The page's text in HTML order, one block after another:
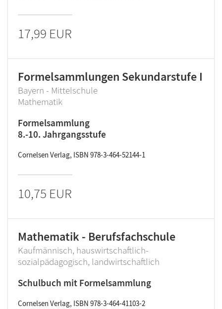
17,99 EUR
Formelsammlungen Sekundarstufe I
Bayern - Mittelschule
Mathematik
Formelsammlung
8.-10. Jahrgangsstufe
Cornelsen Verlag, ISBN 978-3-464-52144-1
10,75 EUR
Mathematik - Berufsfachschule
Kaufmännisch, hauswirtschaftlich-
sozialpädagogisch, landwirtschaftlich
Schulbuch mit Formelsammlung
Cornelsen Verlag, ISBN 978-3-464-41103-2